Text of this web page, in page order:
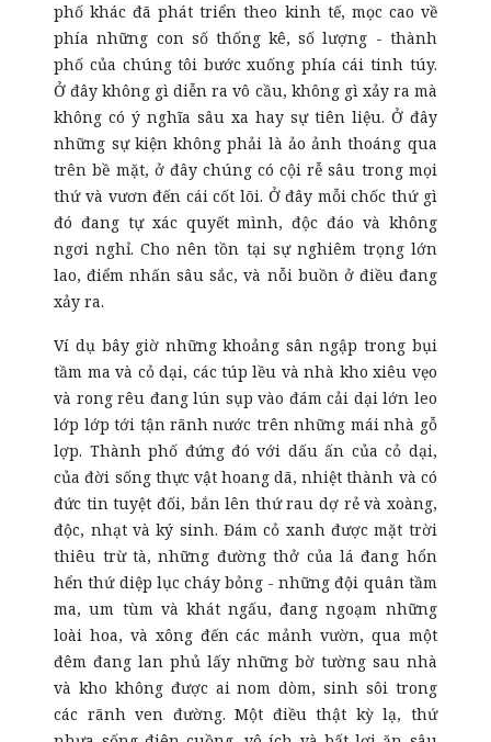
phố khác đã phát triển theo kinh tế, mọc cao về
phía những con số thống kê, số lượng - thành
phố của chúng tôi bước xuống phía cái tinh túy.
Ở đây không gì diễn ra vô cầu, không gì xảy ra mà
không có ý nghĩa sâu xa hay sự tiên liệu. Ở đây
những sự kiện không phải là ảo ảnh thoáng qua
trên bề mặt, ở đây chúng có cội rễ sâu trong mọi
thứ và vươn đến cái cốt lõi. Ở đây mỗi chốc thứ gì
đó đang tự xác quyết mình, độc đáo và không
ngơi nghỉ. Cho nên tồn tại sự nghiêm trọng lớn
lao, điểm nhấn sâu sắc, và nỗi buồn ở điều đang
xảy ra.
Ví dụ bây giờ những khoảng sân ngập trong bụi
tầm ma và cỏ dại, các túp lều và nhà kho xiêu vẹo
và rong rêu đang lún sụp vào đám cải dại lớn leo
lớp lớp tới tận rãnh nước trên những mái nhà gỗ
lợp. Thành phố đứng đó với dấu ấn của cỏ dại,
của đời sống thực vật hoang dã, nhiệt thành và có
đức tin tuyệt đối, bắn lên thứ rau dợ rẻ và xoàng,
độc, nhạt và ký sinh. Đám cỏ xanh được mặt trời
thiêu trừ tà, những đường thở của lá đang hổn
hển thứ diệp lục cháy bỏng - những đội quân tầm
ma, um tùm và khát ngấu, đang ngoạm những
loài hoa, và xông đến các mảnh vườn, qua một
đêm đang lan phủ lấy những bờ tường sau nhà
và kho không được ai nom dòm, sinh sôi trong
các rãnh ven đường. Một điều thật kỳ lạ, thứ